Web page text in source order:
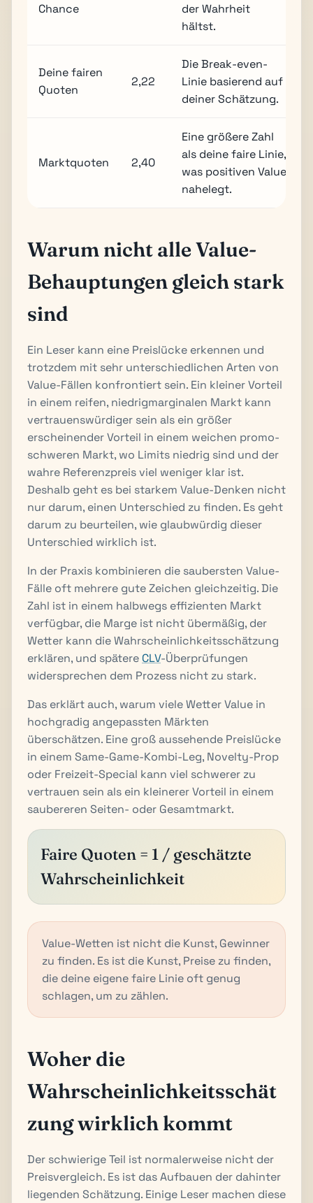
Chance
der Wahrheit
hältst.
Deine fairen
Quoten
2,22
Die Break-even-
Linie basierend auf
deiner Schätzung.
Marktquoten 2,40
Eine größere Zahl
als deine faire Linie,
was positiven Value
nahelegt.
Warum nicht alle Value-
Behauptungen gleich stark
sind
Ein Leser kann eine Preislücke erkennen und
trotzdem mit sehr unterschiedlichen Arten von
Value-Fällen konfrontiert sein. Ein kleiner Vorteil
in einem reifen, niedrigmarginalen Markt kann
vertrauenswürdiger sein als ein größer
erscheinender Vorteil in einem weichen promo-
schweren Markt, wo Limits niedrig sind und der
wahre Referenzpreis viel weniger klar ist.
Deshalb geht es bei starkem Value-Denken nicht
nur darum, einen Unterschied zu finden. Es geht
darum zu beurteilen, wie glaubwürdig dieser
Unterschied wirklich ist.
In der Praxis kombinieren die saubersten Value-
Fälle oft mehrere gute Zeichen gleichzeitig. Die
Zahl ist in einem halbwegs effizienten Markt
verfügbar, die Marge ist nicht übermäßig, der
Wetter kann die Wahrscheinlichkeitsschätzung
erklären, und spätere CLV-Überprüfungen
widersprechen dem Prozess nicht zu stark.
Das erklärt auch, warum viele Wetter Value in
hochgradig angepassten Märkten
überschätzen. Eine groß aussehende Preislücke
in einem Same-Game-Kombi-Leg, Novelty-Prop
oder Freizeit-Special kann viel schwerer zu
vertrauen sein als ein kleinerer Vorteil in einem
saubereren Seiten- oder Gesamtmarkt.
Faire Quoten = 1 / geschätzte
Wahrscheinlichkeit
Value-Wetten ist nicht die Kunst, Gewinner
zu finden. Es ist die Kunst, Preise zu finden,
die deine eigene faire Linie oft genug
schlagen, um zu zählen.
Woher die
Wahrscheinlichkeitsschät
zung wirklich kommt
Der schwierige Teil ist normalerweise nicht der
Preisvergleich. Es ist das Aufbauen der dahinter
liegenden Schätzung. Einige Leser machen diese